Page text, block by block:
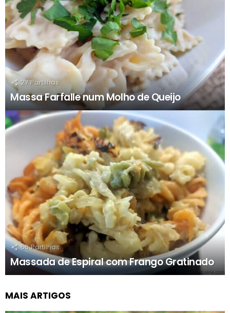
27 Partilhas
Massa Farfalle num Molho de Queijo
66 Partilhas
Massada de Espiral com Frango Gratinado
MAIS ARTIGOS